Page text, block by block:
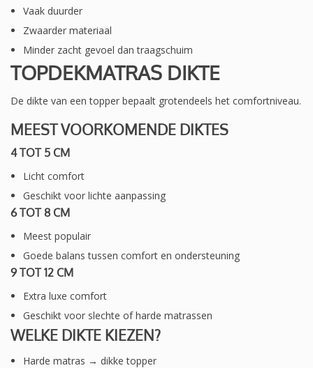
Vaak duurder
Zwaarder materiaal
Minder zacht gevoel dan traagschuim
TOPDEKMATRAS DIKTE
De dikte van een topper bepaalt grotendeels het comfortniveau.
MEEST VOORKOMENDE DIKTES
4 TOT 5 CM
Licht comfort
Geschikt voor lichte aanpassing
6 TOT 8 CM
Meest populair
Goede balans tussen comfort en ondersteuning
9 TOT 12 CM
Extra luxe comfort
Geschikt voor slechte of harde matrassen
WELKE DIKTE KIEZEN?
Harde matras → dikke topper